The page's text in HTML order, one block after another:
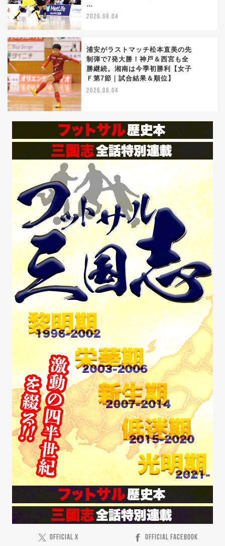
…
2026.08.04
浦安がラストマッチ松本直美の先
制弾で7発大勝！神戸＆西宮も全
勝継続。湘南は今季初勝利【女子
Ｆ第7節｜試合結果＆順位】
2026.08.04
OFFICIAL X OFFICIAL FACEBOOK